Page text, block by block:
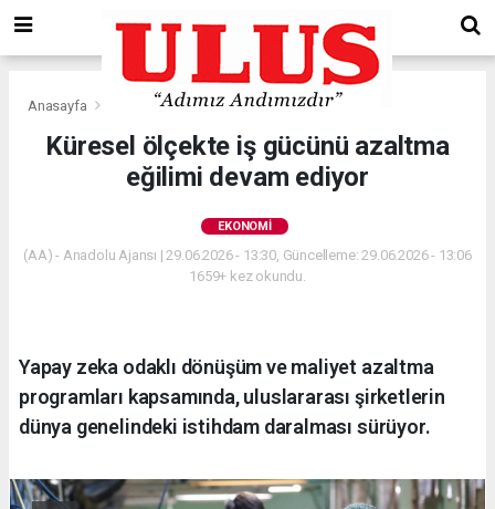
Anasayfa Ekonomi
Küresel ölçekte iş gücünü azaltma
eğilimi devam ediyor
EKONOMI
(AA) - Anadolu Ajansı | 29.06.2026 - 13:30, Güncelleme: 29.06.2026 - 13:06
1659+ kez okundu.
Yapay zeka odaklı dönüşüm ve maliyet azaltma
programları kapsamında, uluslararası şirketlerin
dünya genelindeki istihdam daralması sürüyor.